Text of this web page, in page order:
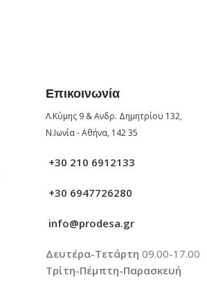
Επικοινωνία
Λ.Κύμης 9 & Ανδρ. Δημητρίου 132,
Ν.Ιωνία - Αθήνα, 142 35
+30 210 6912133
+30 6947726280
info@prodesa.gr
Δευτέρα-Τετάρτη 09.00-17.00
Τρίτη-Πέμπτη-Παρασκευή